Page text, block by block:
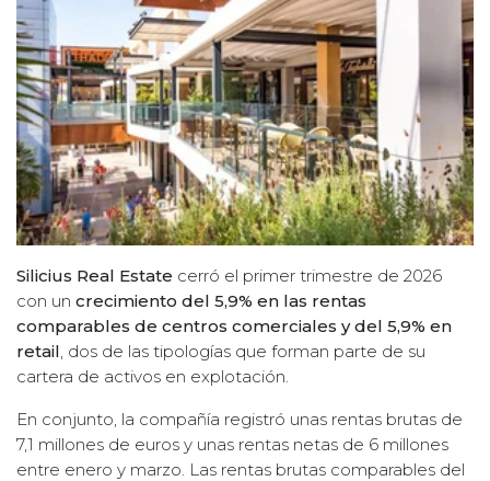
Silicius Real Estate cerró el primer trimestre de 2026
con un crecimiento del 5,9% en las rentas
comparables de centros comerciales y del 5,9% en
retail , dos de las tipologías que forman parte de su
cartera de activos en explotación.
En conjunto, la compañía registró unas rentas brutas de
7,1 millones de euros y unas rentas netas de 6 millones
entre enero y marzo. Las rentas brutas comparables del